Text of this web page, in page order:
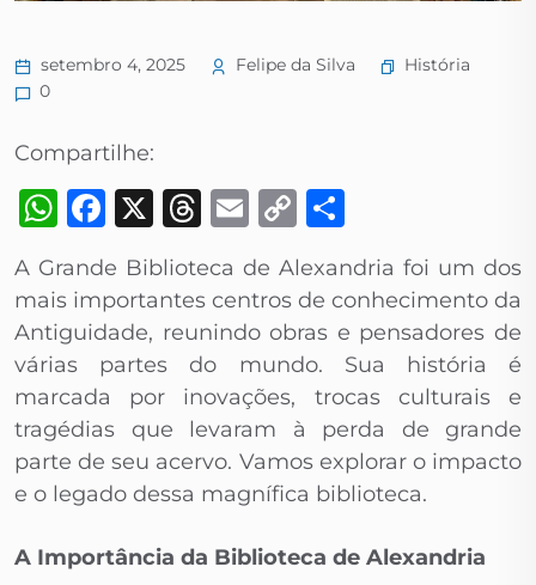
setembro 4, 2025 Felipe da Silva
História
0
Compartilhe:
WhatsApp
Facebook
X Threads
Email
Copy
Link
A Grande Biblioteca de Alexandria foi um dos
mais importantes centros de conhecimento da
Antiguidade, reunindo obras e pensadores de
várias partes do mundo. Sua história é
marcada por inovações, trocas culturais e
tragédias que levaram à perda de grande
parte de seu acervo. Vamos explorar o impacto
e o legado dessa magnífica biblioteca.
A Importância da Biblioteca de Alexandria